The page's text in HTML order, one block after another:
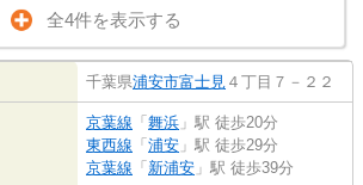
全4件を表示する
千葉県浦安市富士見 ４丁目７－２２
京葉線 「 舞浜 」駅 徒歩20分
東西線 「 浦安 」駅 徒歩29分
京葉線 「 新浦安 」駅 徒歩39分